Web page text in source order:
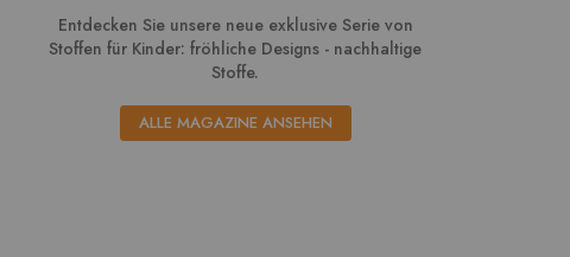
Entdecken Sie unsere neue exklusive Serie von
Stoffen für Kinder: fröhliche Designs - nachhaltige
Stoffe.
ALLE MAGAZINE ANSEHEN